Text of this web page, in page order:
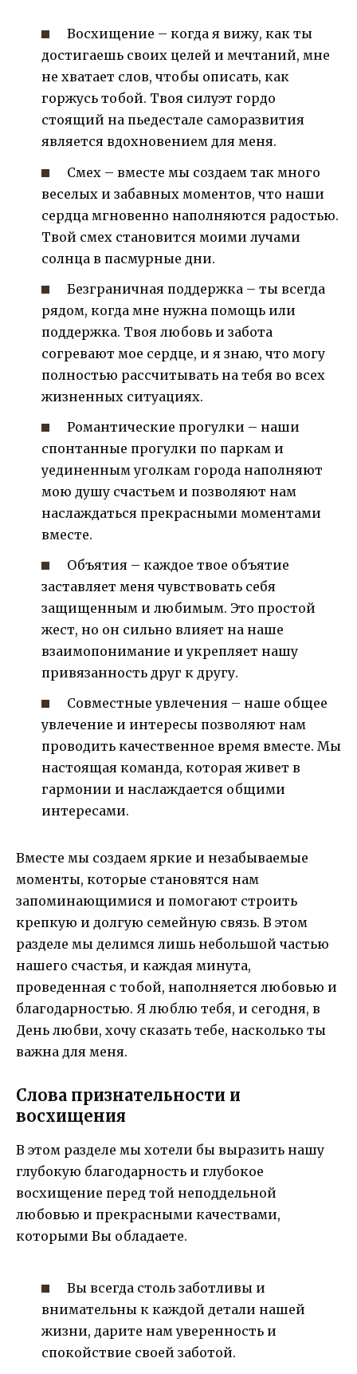
Восхищение – когда я вижу, как ты
достигаешь своих целей и мечтаний, мне
не хватает слов, чтобы описать, как
горжусь тобой. Твоя силуэт гордо
стоящий на пьедестале саморазвития
является вдохновением для меня.
Смех – вместе мы создаем так много
веселых и забавных моментов, что наши
сердца мгновенно наполняются радостью.
Твой смех становится моими лучами
солнца в пасмурные дни.
Безграничная поддержка – ты всегда
рядом, когда мне нужна помощь или
поддержка. Твоя любовь и забота
согревают мое сердце, и я знаю, что могу
полностью рассчитывать на тебя во всех
жизненных ситуациях.
Романтические прогулки – наши
спонтанные прогулки по паркам и
уединенным уголкам города наполняют
мою душу счастьем и позволяют нам
наслаждаться прекрасными моментами
вместе.
Объятия – каждое твое объятие
заставляет меня чувствовать себя
защищенным и любимым. Это простой
жест, но он сильно влияет на наше
взаимопонимание и укрепляет нашу
привязанность друг к другу.
Совместные увлечения – наше общее
увлечение и интересы позволяют нам
проводить качественное время вместе. Мы
настоящая команда, которая живет в
гармонии и наслаждается общими
интересами.
Вместе мы создаем яркие и незабываемые
моменты, которые становятся нам
запоминающимися и помогают строить
крепкую и долгую семейную связь. В этом
разделе мы делимся лишь небольшой частью
нашего счастья, и каждая минута,
проведенная с тобой, наполняется любовью и
благодарностью. Я люблю тебя, и сегодня, в
День любви, хочу сказать тебе, насколько ты
важна для меня.
Слова признательности и
восхищения
В этом разделе мы хотели бы выразить нашу
глубокую благодарность и глубокое
восхищение перед той неподдельной
любовью и прекрасными качествами,
которыми Вы обладаете.
Вы всегда столь заботливы и
внимательны к каждой детали нашей
жизни, дарите нам уверенность и
спокойствие своей заботой.